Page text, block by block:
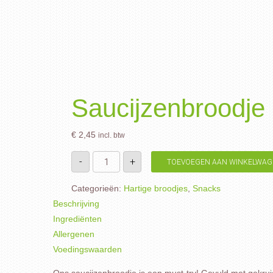
Saucijzenbroodje
€ 2,45 incl. btw
-
Saucijzenbroodje
aantal
+ TOEVOEGEN AAN
Categorieën: Hartige broodjes Snacks
Beschrijving
Ingrediënten
Allergenen
Voedingswaarden